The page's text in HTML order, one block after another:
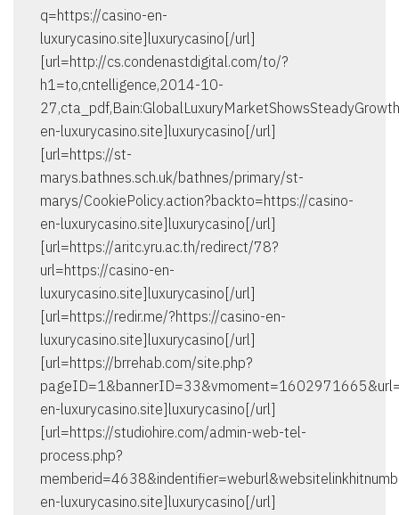
q=https://casino-en-
luxurycasino.site]luxurycasino[/url]
[url=http://cs.condenastdigital.com/to/?
h1=to,cntelligence,2014-10-
en-luxurycasino.site]luxurycasino[/url]
[url=https://st-
marys.bathnes.sch.uk/bathnes/primary/st-
marys/CookiePolicy.action?backto=https://casino-
en-luxurycasino.site]luxurycasino[/url]
[url=https://aritc.yru.ac.th/redirect/78?
url=https://casino-en-
luxurycasino.site]luxurycasino[/url]
[url=https://redir.me/?https://casino-en-
luxurycasino.site]luxurycasino[/url]
[url=https://brrehab.com/site.php?
en-luxurycasino.site]luxurycasino[/url]
[url=https://studiohire.com/admin-web-tel-
process.php?
en-luxurycasino.site]luxurycasino[/url]